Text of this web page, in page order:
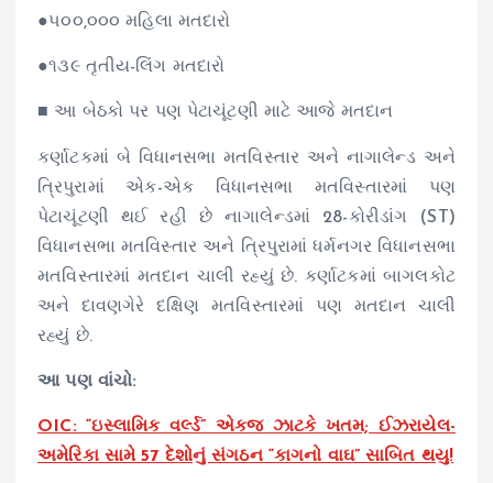
●૫૦૦,૦૦૦ મહિલા મતદારો
●૧૩૯ તૃતીય-લિંગ મતદારો
■ આ બેઠકો પર પણ પેટાચૂંટણી માટે આજે મતદાન
કર્ણાટકમાં બે વિધાનસભા મતવિસ્તાર અને નાગાલેન્ડ અને
ત્રિપુરામાં એક-એક વિધાનસભા મતવિસ્તારમાં પણ
પેટાચૂંટણી થઈ રહી છે નાગાલેન્ડમાં 28-કોરીડાંગ (ST)
વિધાનસભા મતવિસ્તાર અને ત્રિપુરામાં ધર્મનગર વિધાનસભા
મતવિસ્તારમાં મતદાન ચાલી રહ્યું છે. કર્ણાટકમાં બાગલકોટ
અને દાવણગેરે દક્ષિણ મતવિસ્તારમાં પણ મતદાન ચાલી
રહ્યું છે.
આ પણ વાંચો:
OIC: “ઇસ્લામિક વર્લ્ડ” એકજ ઝાટકે ખતમ; ઈઝરાયેલ-
અમેરિકા સામે 57 દેશોનું સંગઠન “કાગનો વાઘ” સાબિત થયુ!